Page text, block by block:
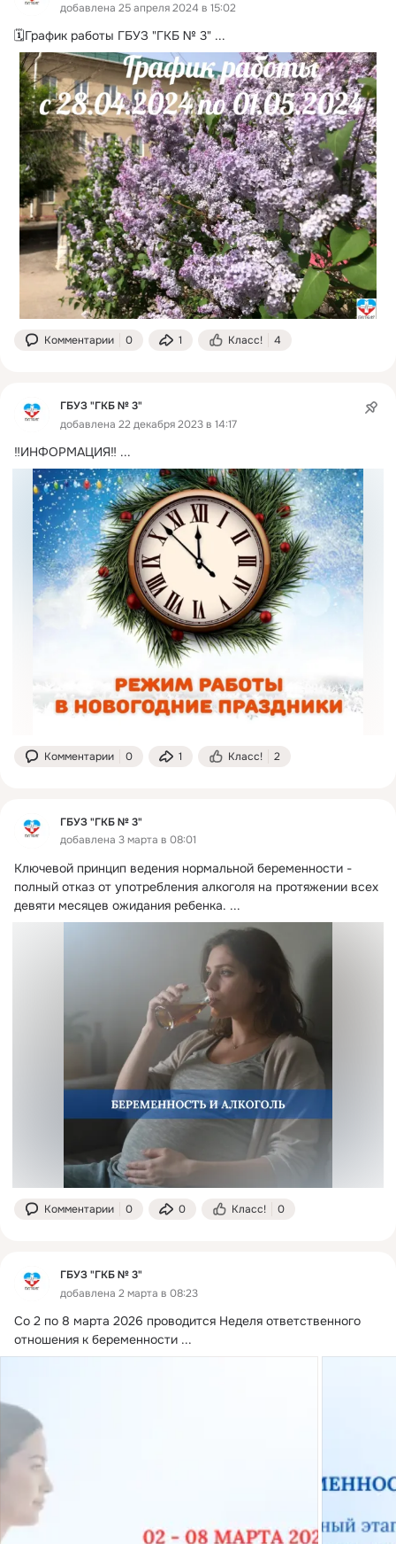
добавлена 25 апреля 2024 в 15:02
🗓График работы ГБУЗ "ГКБ № 3" ...
Комментарии 0 1 Класс! 4
ГБУЗ "ГКБ № 3"
добавлена 22 декабря 2023 в 14:17
‼ИНФОРМАЦИЯ‼ ...
Комментарии 0 1 Класс! 2
ГБУЗ "ГКБ № 3"
добавлена 3 марта в 08:01
Ключевой принцип ведения нормальной беременности -
полный отказ от употребления алкоголя на протяжении всех
девяти месяцев ожидания ребенка. ...
Комментарии 0 0 Класс! 0
ГБУЗ "ГКБ № 3"
добавлена 2 марта в 08:23
Со 2 по 8 марта 2026 проводится Неделя ответственного
отношения к беременности ...